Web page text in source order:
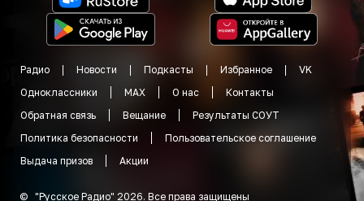
Радио Новости Подкасты Избранное
VK
Одноклассники
MAX О нас
Контакты
Обратная связь
Вещание
Результаты СОУТ
Политика безопасности
Пользовательское соглашение
Выдача призов
Акции
© "Русское Радио" 2026. Все права защищены